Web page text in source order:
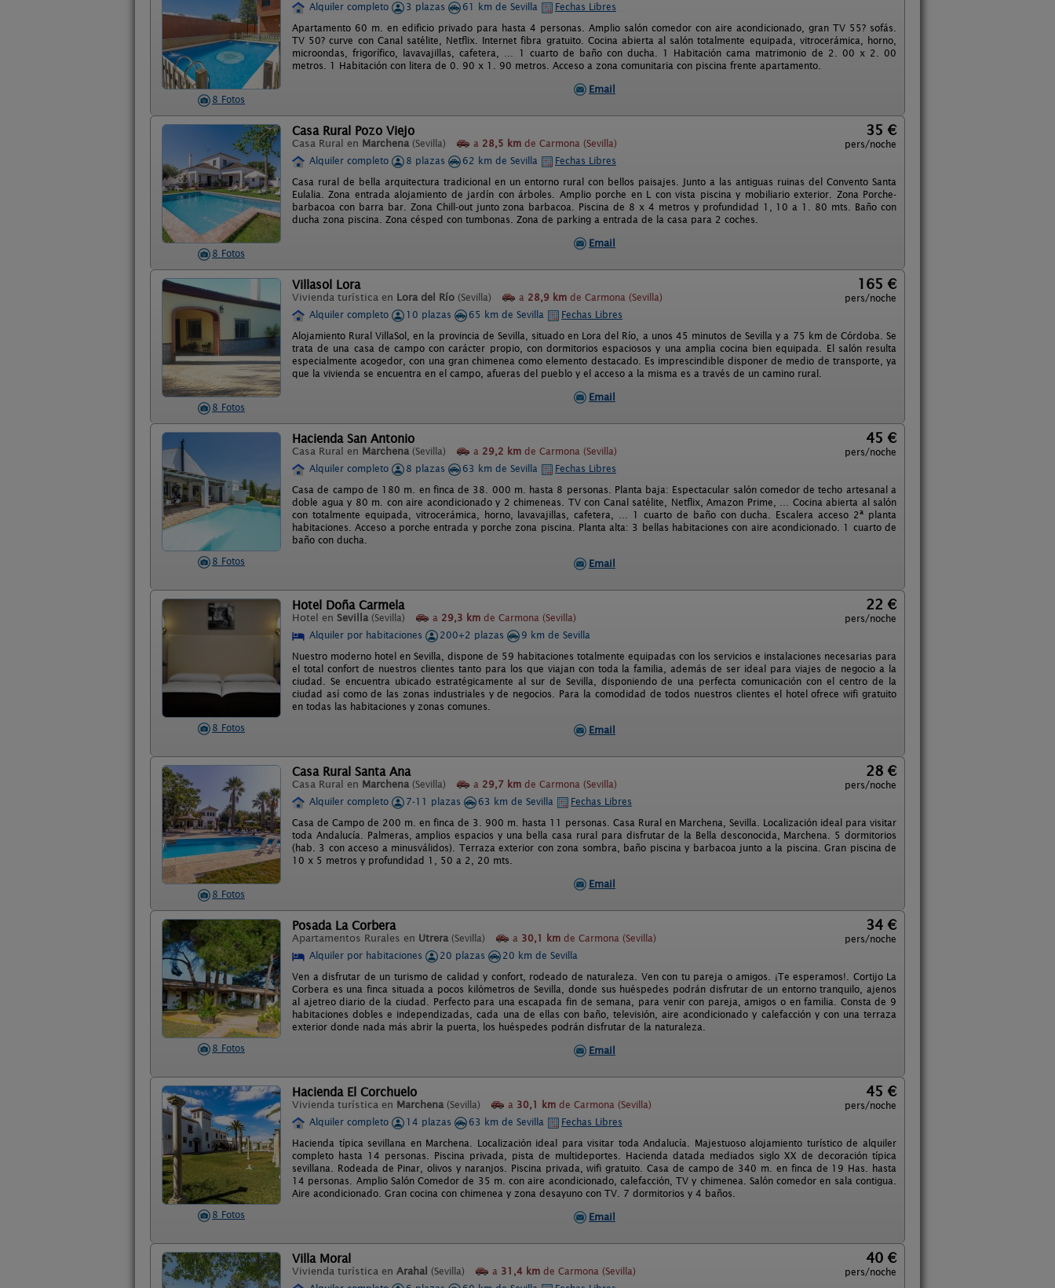
8 Fotos
Alquiler completo
3 plazas 61 km de Sevilla
Fechas Libres
Apartamento 60 m. en edificio privado para hasta 4 personas. Amplio salón comedor con aire acondicionado, gran TV 55? sofás.
TV 50? curve con Canal satélite, Netflix. Internet fibra gratuito. Cocina abierta al salón totalmente equipada, vitrocerámica, horno,
microondas, frigorífico, lavavajillas, cafetera, … 1 cuarto de baño con ducha. 1 Habitación cama matrimonio de 2. 00 x 2. 00
metros. 1 Habitación con litera de 0. 90 x 1. 90 metros. Acceso a zona comunitaria con piscina frente apartamento.
Email
8 Fotos
Casa Rural Pozo Viejo
Casa Rural en Marchena (Sevilla) a 28,5 km de Carmona (Sevilla)
35 €
pers/noche
Alquiler completo
8 plazas 62 km de Sevilla
Fechas Libres
Casa rural de bella arquitectura tradicional en un entorno rural con bellos paisajes. Junto a las antiguas ruinas del Convento Santa
Eulalia. Zona entrada alojamiento de jardín con árboles. Amplio porche en L con vista piscina y mobiliario exterior. Zona Porche-
barbacoa con barra bar. Zona Chill-out junto zona barbacoa. Piscina de 8 x 4 metros y profundidad 1, 10 a 1. 80 mts. Baño con
ducha zona piscina. Zona césped con tumbonas. Zona de parking a entrada de la casa para 2 coches.
Email
8 Fotos
Villasol Lora
Vivienda turística en Lora del Río (Sevilla) a 28,9 km de Carmona (Sevilla)
165 €
pers/noche
Alquiler completo
10 plazas 65 km de Sevilla
Fechas Libres
Alojamiento Rural VillaSol, en la provincia de Sevilla, situado en Lora del Río, a unos 45 minutos de Sevilla y a 75 km de Córdoba. Se
trata de una casa de campo con carácter propio, con dormitorios espaciosos y una amplia cocina bien equipada. El salón resulta
especialmente acogedor, con una gran chimenea como elemento destacado. Es imprescindible disponer de medio de transporte, ya
que la vivienda se encuentra en el campo, afueras del pueblo y el acceso a la misma es a través de un camino rural.
Email
8 Fotos
Hacienda San Antonio
Casa Rural en Marchena (Sevilla) a 29,2 km de Carmona (Sevilla)
45 €
pers/noche
Alquiler completo
8 plazas 63 km de Sevilla
Fechas Libres
Casa de campo de 180 m. en finca de 38. 000 m. hasta 8 personas. Planta baja: Espectacular salón comedor de techo artesanal a
doble agua y 80 m. con aire acondicionado y 2 chimeneas. TV con Canal satélite, Netflix, Amazon Prime, … Cocina abierta al salón
con totalmente equipada, vitrocerámica, horno, lavavajillas, cafetera, … 1 cuarto de baño con ducha. Escalera acceso 2ª planta
habitaciones. Acceso a porche entrada y porche zona piscina. Planta alta: 3 bellas habitaciones con aire acondicionado. 1 cuarto de
baño con ducha.
Email
8 Fotos
Hotel Doña Carmela
Hotel en Sevilla (Sevilla) a 29,3 km de Carmona (Sevilla)
22 €
pers/noche
Alquiler por habitaciones
200+2 plazas
9 km de Sevilla
Nuestro moderno hotel en Sevilla, dispone de 59 habitaciones totalmente equipadas con los servicios e instalaciones necesarias para
el total confort de nuestros clientes tanto para los que viajan con toda la familia, además de ser ideal para viajes de negocio a la
ciudad. Se encuentra ubicado estratégicamente al sur de Sevilla, disponiendo de una perfecta comunicación con el centro de la
ciudad así como de las zonas industriales y de negocios. Para la comodidad de todos nuestros clientes el hotel ofrece wifi gratuito
en todas las habitaciones y zonas comunes.
Email
8 Fotos
Casa Rural Santa Ana
Casa Rural en Marchena (Sevilla) a 29,7 km de Carmona (Sevilla)
28 €
pers/noche
Alquiler completo
7-11 plazas 63 km de Sevilla
Fechas Libres
Casa de Campo de 200 m. en finca de 3. 900 m. hasta 11 personas. Casa Rural en Marchena, Sevilla. Localización ideal para visitar
toda Andalucía. Palmeras, amplios espacios y una bella casa rural para disfrutar de la Bella desconocida, Marchena. 5 dormitorios
(hab. 3 con acceso a minusválidos). Terraza exterior con zona sombra, baño piscina y barbacoa junto a la piscina. Gran piscina de
10 x 5 metros y profundidad 1, 50 a 2, 20 mts.
Email
8 Fotos
Posada La Corbera
Apartamentos Rurales en Utrera (Sevilla) a 30,1 km de Carmona (Sevilla)
34 €
pers/noche
Alquiler por habitaciones
20 plazas
20 km de Sevilla
Ven a disfrutar de un turismo de calidad y confort, rodeado de naturaleza. Ven con tu pareja o amigos. ¡Te esperamos!. Cortijo La
Corbera es una finca situada a pocos kilómetros de Sevilla, donde sus huéspedes podrán disfrutar de un entorno tranquilo, ajenos
al ajetreo diario de la ciudad. Perfecto para una escapada fin de semana, para venir con pareja, amigos o en familia. Consta de 9
habitaciones dobles e independizadas, cada una de ellas con baño, televisión, aire acondicionado y calefacción y con una terraza
exterior donde nada más abrir la puerta, los huéspedes podrán disfrutar de la naturaleza.
Email
8 Fotos
Hacienda El Corchuelo
Vivienda turística en Marchena (Sevilla) a 30,1 km de Carmona (Sevilla)
45 €
pers/noche
Alquiler completo
14 plazas 63 km de Sevilla
Fechas Libres
Hacienda típica sevillana en Marchena. Localización ideal para visitar toda Andalucía. Majestuoso alojamiento turístico de alquiler
completo hasta 14 personas. Piscina privada, pista de multideportes. Hacienda datada mediados siglo XX de decoración típica
sevillana. Rodeada de Pinar, olivos y naranjos. Piscina privada, wifi gratuito. Casa de campo de 340 m. en finca de 19 Has. hasta
14 personas. Amplio Salón Comedor de 35 m. con aire acondicionado, calefacción, TV y chimenea. Salón comedor en sala contigua.
Aire acondicionado. Gran cocina con chimenea y zona desayuno con TV. 7 dormitorios y 4 baños.
Email
Villa Moral
Vivienda turística en Arahal (Sevilla) a 31,4 km de Carmona (Sevilla)
40 €
pers/noche